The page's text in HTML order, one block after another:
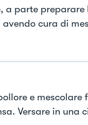
a parte
cura di
e mescolare
Versare in una